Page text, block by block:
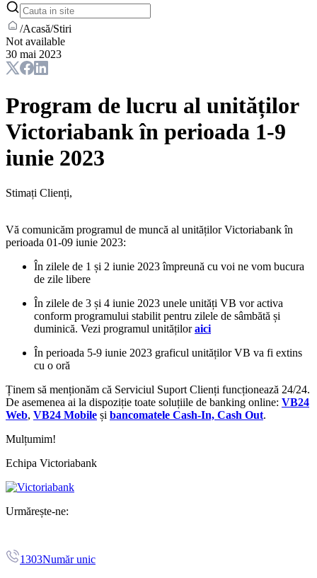
/Acasă/Stiri
Not available
30 mai 2023
Program de lucru al unităților
Victoriabank în perioada 1-9
iunie 2023
Stimați Clienți,
Vă comunicăm programul de muncă al unităților Victoriabank în
perioada 01-09 iunie 2023:
În zilele de 1 și 2 iunie 2023 împreună cu voi ne vom bucura
de zile libere
În zilele de 3 și 4 iunie 2023 unele unități VB vor activa
conform programului stabilit pentru zilele de sâmbătă și
duminică. Vezi programul unitățiloraici
În perioada 5-9 iunie 2023 graficul unităților VB va fi extins
cu o oră
Ținem să menționăm că Serviciul Suport Clienți funcționează 24/24.
De asemenea ai la dispoziție toate soluțiile de banking online: VB24
Web, VB24 Mobile și bancomatele Cash-In, Cash Out.
Mulțumim!
Echipa Victoriabank
Urmărește-ne:
1303Număr unic